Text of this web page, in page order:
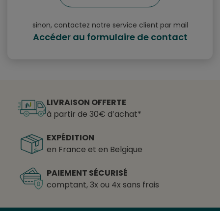
sinon, contactez notre service client par mail
Accéder au formulaire de contact
LIVRAISON OFFERTE
à partir de 30€ d’achat*
EXPÉDITION
en France et en Belgique
PAIEMENT SÉCURISÉ
comptant, 3x ou 4x sans frais